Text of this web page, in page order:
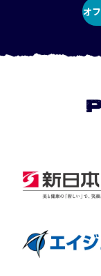
オ